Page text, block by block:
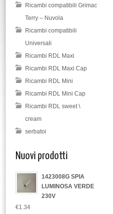
Ricambi compatibili Grimac
Terry – Nuvola
Ricambi compatibili
Universali
Ricambi RDL Maxi
Ricambi RDL Maxi Cap
Ricambi RDL Mini
Ricambi RDL Mini Cap
Ricambi RDL sweet \
cream
serbatoi
Nuovi prodotti
1423008G SPIA
LUMINOSA VERDE
230V
€1.34